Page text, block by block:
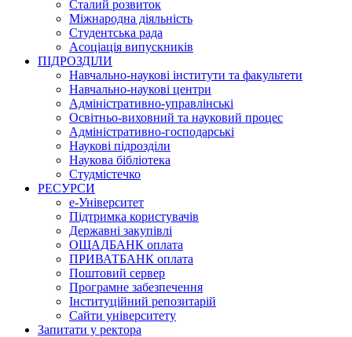
Сталий розвиток
Міжнародна діяльність
Студентська рада
Асоціація випускників
ПІДРОЗДІЛИ
Навчально-наукові інститути та факультети
Навчально-наукові центри
Адміністративно-управлінські
Освітньо-виховний та науковий процес
Адміністративно-господарські
Наукові підрозділи
Наукова бібліотека
Студмістечко
РЕСУРСИ
е-Університет
Підтримка користувачів
Державні закупівлі
ОЩАДБАНК оплата
ПРИВАТБАНК оплата
Поштовий сервер
Програмне забезпечення
Інституційний репозитарій
Сайти університету
Запитати у ректора